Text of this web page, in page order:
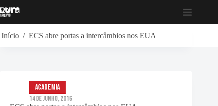
para
Início / ECS abre portas a intercâmbios nos EUA
Academia
14 de Junho, 2016